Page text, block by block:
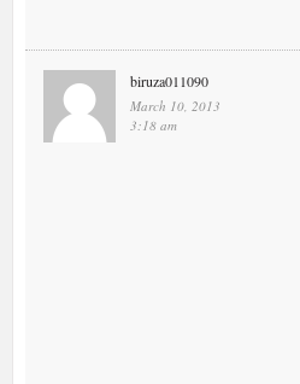
biruza011090
March 10, 2013
3:18 am